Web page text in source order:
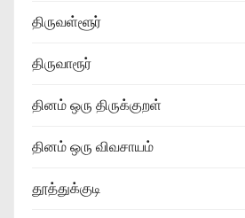
திருவள்ளூர்
திருவாரூர்
தினம் ஒரு திருக்குறள்
தினம் ஒரு விவசாயம்
தூத்துக்குடி